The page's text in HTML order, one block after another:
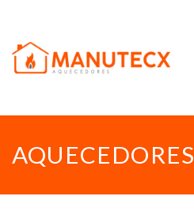
AQUECEDORES